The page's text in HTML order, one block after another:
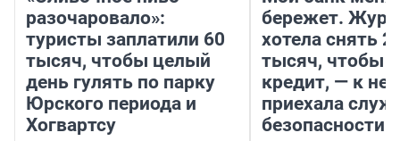
разочаровало»:
туристы заплатили 60
тысяч, чтобы целый
день гулять по парку
Юрского периода и
Хогвартсу
бережет.
хотела снять
тысяч, чтобы
кредит, — к
приехала
безопасности